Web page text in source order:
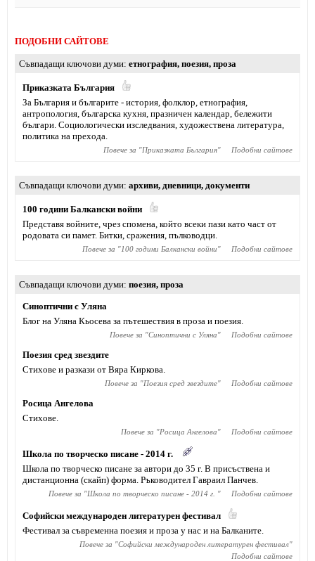
ПОДОБНИ САЙТОВЕ
Съвпадащи ключови думи етнография, поезия, проза
Приказката България
За България и българите - история, фолклор, етнография,
антропология, българска кухня, празничен календар, бележити
българи. Социологически изследвания, художествена литература,
политика на прехода.
Повече за "Приказката България" Подобни сайтове
Съвпадащи ключови думи архиви, дневници, документи
100 години Балкански войни
Представя войните, чрез спомена, който всеки пази като част от
родовата си памет. Битки, сражения, пълководци.
Повече за "100 години Балкански войни" Подобни сайтове
Съвпадащи ключови думи поезия, проза
Синоптични с Уляна
Блог на Уляна Кьосева за пътешествия в проза и поезия.
Повече за "Синоптични с Уляна" Подобни сайтове
Поезия сред звездите
Стихове и разкази от Вяра Киркова.
Повече за "Поезия сред звездите" Подобни сайтове
Росица Ангелова
Стихове.
Повече за "Росица Ангелова" Подобни сайтове
Школа по творческо писане - 2014 г.
Школа по творческо писане за автори до 35 г. В присъствена и
дистанционна (скайп) форма. Ръководител Гавраил Панчев.
Повече за "Школа по творческо писане - 2014 г. " Подобни сайтове
Софийски международен литературен фестивал
Фестивал за съвременна поезия и проза у нас и на Балканите.
Повече за "Софийски международен литературен фестивал"
Подобни сайтове